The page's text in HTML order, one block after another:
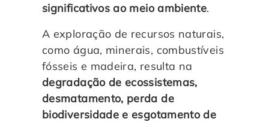
significativos ao meio ambiente.
A exploração de recursos naturais,
como água, minerais, combustíveis
fósseis e madeira, resulta na
degradação de ecossistemas,
desmatamento, perda de
biodiversidade e esgotamento de